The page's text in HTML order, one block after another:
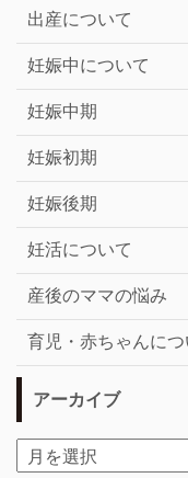
出産について
妊娠中について
妊娠中期
妊娠初期
妊娠後期
妊活について
産後のママの悩み
育児・赤ちゃんにつ
アーカイブ